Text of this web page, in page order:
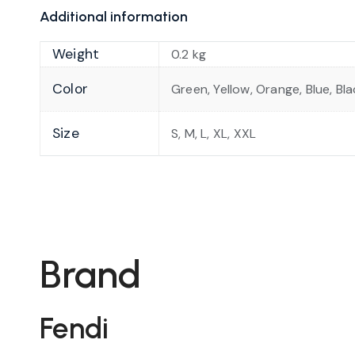
Additional information
Weight 0.2 kg
Color Green, Yellow, Orange, Blue,
Size S, M, L, XL, XXL
Brand
Fendi